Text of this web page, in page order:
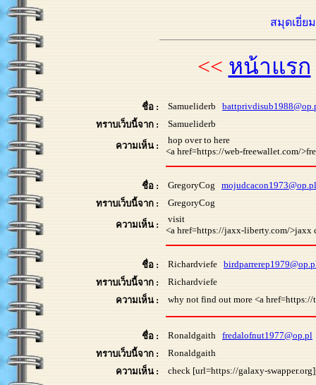
สมุดเยี่ย
<< หน้าแรก
ชื่อ : Samueliderb
ทราบเว็บนี้จาก :
Samueliderb
ความเห็น :
hop over to here
<a href=https://web-freewallet.com/
ชื่อ : GregoryCog mojudcacon1973@op.pl
ทราบเว็บนี้จาก :
GregoryCog
ความเห็น :
visit
<a href=https://jaxx-liberty.com/>jaxx
ชื่อ : Richardviefe
ทราบเว็บนี้จาก :
Richardviefe
ความเห็น :
why not find out more <a
ชื่อ : Ronaldgaith fredalofnut1977@op.pl
ทราบเว็บนี้จาก :
Ronaldgaith
ความเห็น :
check [url=https://galaxy-